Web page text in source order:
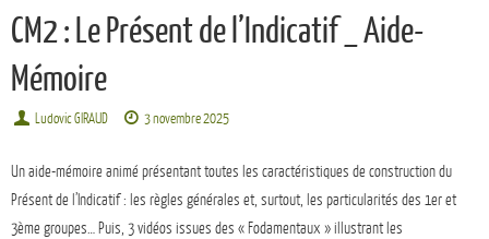
CM2 : Le Présent de l’Indicatif _ Aide-
Mémoire
Ludovic GIRAUD 3 novembre 2025
Un aide-mémoire animé présentant toutes les caractéristiques de construction du
Présent de l’Indicatif : les règles générales et, surtout, les particularités des 1er et
3ème groupes… Puis, 3 vidéos issues des « Fodamentaux » illustrant les